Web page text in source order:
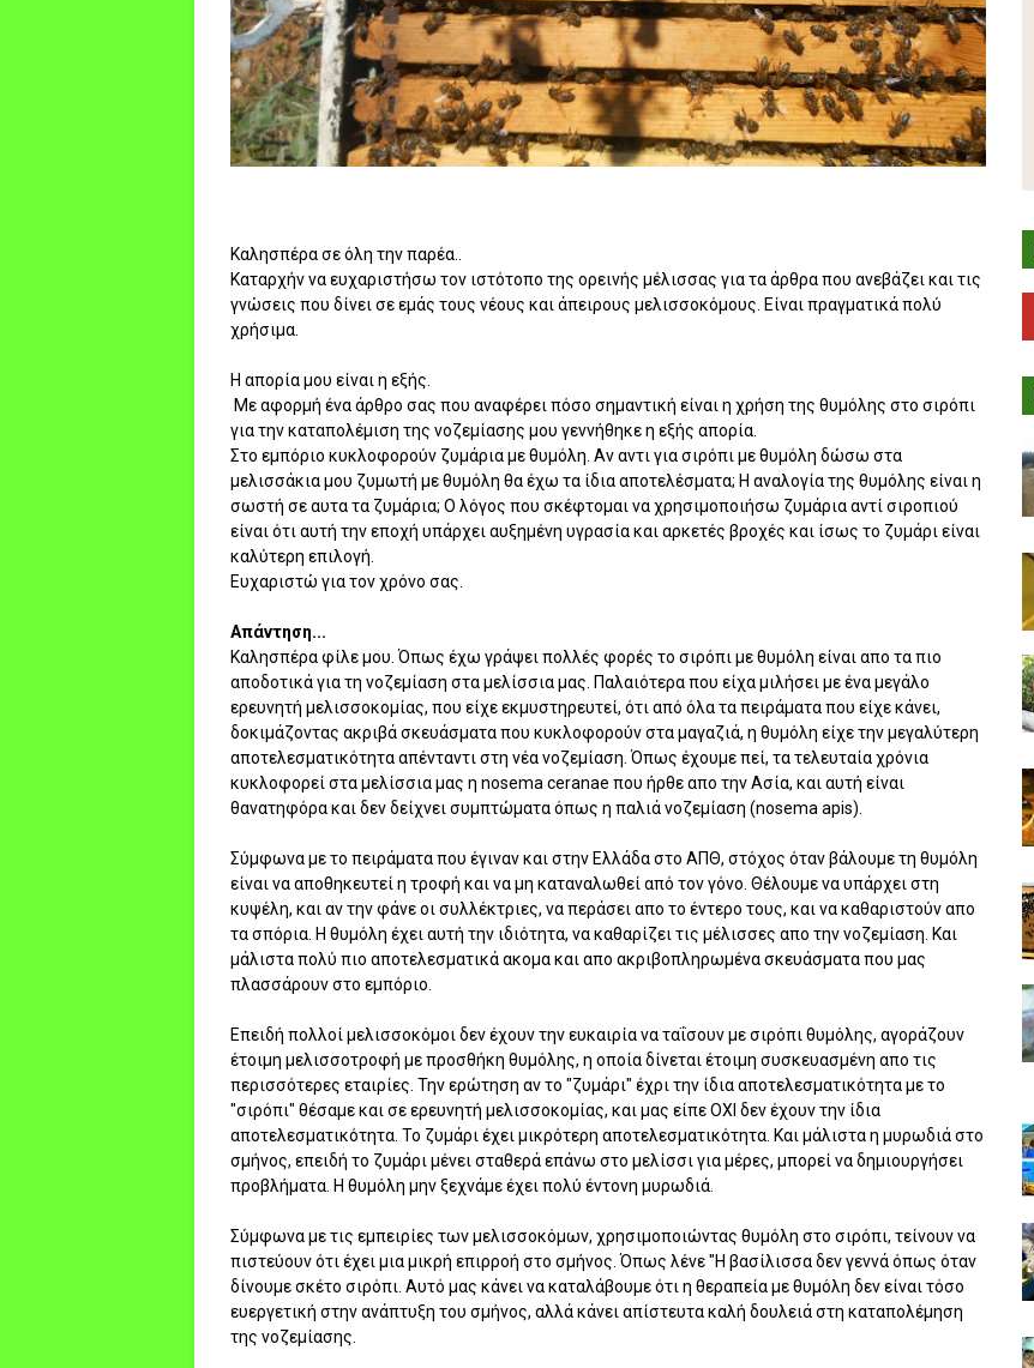
Καλησπέρα σε όλη την παρέα..
Καταρχήν να ευχαριστήσω τον ιστότοπο της ορεινής μέλισσας για τα άρθρα που ανεβάζει και τις
γνώσεις που δίνει σε εμάς τους νέους και άπειρους μελισσοκόμους. Είναι πραγματικά πολύ
χρήσιμα.
Η απορία μου είναι η εξής.
Με αφορμή ένα άρθρο σας που αναφέρει πόσο σημαντική είναι η χρήση της θυμόλης στο σιρόπι
για την καταπολέμιση της νοζεμίασης μου γεννήθηκε η εξής απορία.
Στο εμπόριο κυκλοφορούν ζυμάρια με θυμόλη. Αν αντι για σιρόπι με θυμόλη δώσω στα
μελισσάκια μου ζυμωτή με θυμόλη θα έχω τα ίδια αποτελέσματα; Η αναλογία της θυμόλης είναι η
σωστή σε αυτα τα ζυμάρια; Ο λόγος που σκέφτομαι να χρησιμοποιήσω ζυμάρια αντί σιροπιού
είναι ότι αυτή την εποχή υπάρχει αυξημένη υγρασία και αρκετές βροχές και ίσως το ζυμάρι είναι
καλύτερη επιλογή.
Ευχαριστώ για τον χρόνο σας.
Απάντηση...
Καλησπέρα φίλε μου. Όπως έχω γράψει πολλές φορές το σιρόπι με θυμόλη είναι απο τα πιο
αποδοτικά για τη νοζεμίαση στα μελίσσια μας. Παλαιότερα που είχα μιλήσει με ένα μεγάλο
ερευνητή μελισσοκομίας, που είχε εκμυστηρευτεί, ότι από όλα τα πειράματα που είχε κάνει,
δοκιμάζοντας ακριβά σκευάσματα που κυκλοφορούν στα μαγαζιά, η θυμόλη είχε την μεγαλύτερη
αποτελεσματικότητα απένταντι στη νέα νοζεμίαση. Όπως έχουμε πεί, τα τελευταία χρόνια
κυκλοφορεί στα μελίσσια μας η nosema ceranae που ήρθε απο την Ασία, και αυτή είναι
θανατηφόρα και δεν δείχνει συμπτώματα όπως η παλιά νοζεμίαση (nosema apis).
Σύμφωνα με το πειράματα που έγιναν και στην Ελλάδα στο ΑΠΘ, στόχος όταν βάλουμε τη θυμόλη
είναι να αποθηκευτεί η τροφή και να μη καταναλωθεί από τον γόνο. Θέλουμε να υπάρχει στη
κυψέλη, και αν την φάνε οι συλλέκτριες, να περάσει απο το έντερο τους, και να καθαριστούν απο
τα σπόρια. Η θυμόλη έχει αυτή την ιδιότητα, να καθαρίζει τις μέλισσες απο την νοζεμίαση. Και
μάλιστα πολύ πιο αποτελεσματικά ακομα και απο ακριβοπληρωμένα σκευάσματα που μας
πλασσάρουν στο εμπόριο.
Επειδή πολλοί μελισσοκόμοι δεν έχουν την ευκαιρία να ταΐσουν με σιρόπι θυμόλης, αγοράζουν
έτοιμη μελισσοτροφή με προσθήκη θυμόλης, η οποία δίνεται έτοιμη συσκευασμένη απο τις
περισσότερες εταιρίες. Την ερώτηση αν το "ζυμάρι" έχρι την ίδια αποτελεσματικότητα με το
"σιρόπι" θέσαμε και σε ερευνητή μελισσοκομίας, και μας είπε ΟΧΙ δεν έχουν την ίδια
αποτελεσματικότητα. Το ζυμάρι έχει μικρότερη αποτελεσματικότητα. Και μάλιστα η μυρωδιά στο
σμήνος, επειδή το ζυμάρι μένει σταθερά επάνω στο μελίσσι για μέρες, μπορεί να δημιουργήσει
προβλήματα. Η θυμόλη μην ξεχνάμε έχει πολύ έντονη μυρωδιά.
Σύμφωνα με τις εμπειρίες των μελισσοκόμων, χρησιμοποιώντας θυμόλη στο σιρόπι, τείνουν να
πιστεύουν ότι έχει μια μικρή επιρροή στο σμήνος. Όπως λένε "Η βασίλισσα δεν γεννά όπως όταν
δίνουμε σκέτο σιρόπι. Αυτό μας κάνει να καταλάβουμε ότι η θεραπεία με θυμόλη δεν είναι τόσο
ευεργετική στην ανάπτυξη του σμήνος, αλλά κάνει απίστευτα καλή δουλειά στη καταπολέμηση
της νοζεμίασης.